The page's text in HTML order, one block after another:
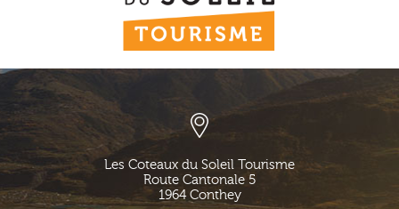
Les Coteaux du Soleil Tourisme
Route Cantonale 5
1964 Conthey